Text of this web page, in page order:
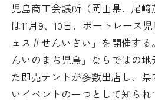
検定試験
ビジネス交流
海外ビジネス・
調査・研究
日本商工会議所
組織概要
役員紹介
児島商工会議所（岡山県、尾﨑
は11月9、10日、ボートレース
ェス＃せんいさい」を開催す
んいのまち児島」ならではの
た即売テントが多数出店し、
いイベントの一つとして知られ